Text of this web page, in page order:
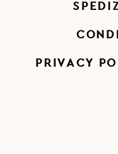
PRIVACY